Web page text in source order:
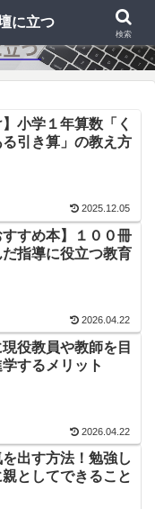
】小学１年算数「く
る引き算」の教え方
2025.12.05
すすめ本】１００冊
だ指導に役立つ教育
2026.04.22
役教員や教師を目
するメリット
2026.04.22
出す方法！勉強し
としてできること
に立つ
検索